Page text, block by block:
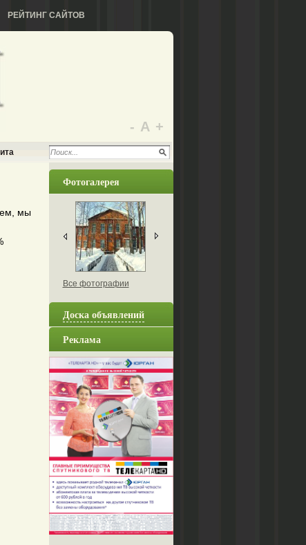
РЕЙТИНГ САЙТОВ
- А +
мы
Фотогалерея
Все фотографии
Доска объявлений
Реклама